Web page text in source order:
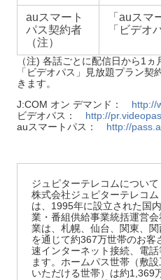
auスマート
パス契約者
（注）
「auスマ
「ビデオ
（注) 各話ごとに配信日から1ヵ
「ビデオパス」見放題プラン
きます。
J:COM オン デマンド： http://
ビデオパス： http://
auスマートパス： http://
ジュピターテレコムについて
株式会社ジュピターテレコム
は、1995年に設立された国
業・番組供給事業統括運営
業は、札幌、仙台、関東、
を通じて約367万世帯のお客
速インターネット接続、電
ます。ホームパス世帯（敷
いただける世帯）は約1,369